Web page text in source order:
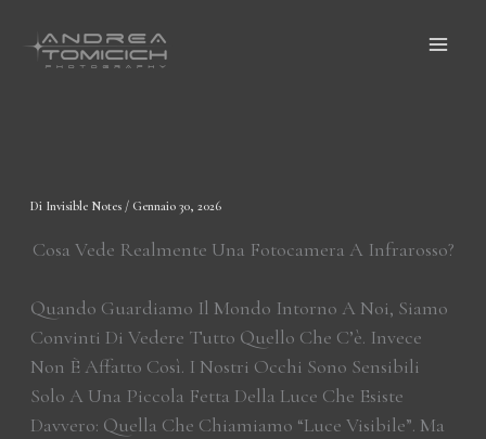
Contenuto
Di Invisible Notes / Gennaio 30, 2026
Cosa Vede Realmente Una Fotocamera A Infrarosso?
Quando Guardiamo Il Mondo Intorno A Noi, Siamo
Convinti Di Vedere Tutto Quello Che C’è. Invece
Non È Affatto Così. I Nostri Occhi Sono Sensibili
Solo A Una Piccola Fetta Della Luce Che Esiste
Davvero: Quella Che Chiamiamo “luce Visibile”. Ma